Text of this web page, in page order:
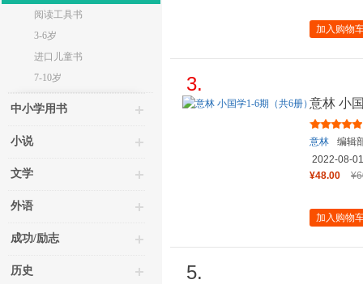
阅读工具书
3-6岁
进口儿童书
7-10岁
中小学用书
小说
文学
外语
成功/励志
历史
加入购物
3.
意林 小
意林
编辑
2022-08-01
¥48.00
加入购物
5.